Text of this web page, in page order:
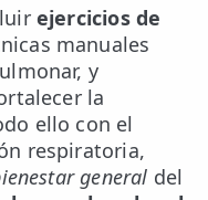
ejercicios de
manuales
y
la
ello con el
respiratoria,
general del